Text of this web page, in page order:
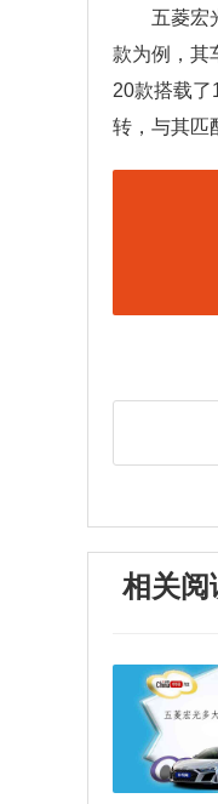
五菱宏
款为例，其
20款搭载
转，与其匹
相关阅